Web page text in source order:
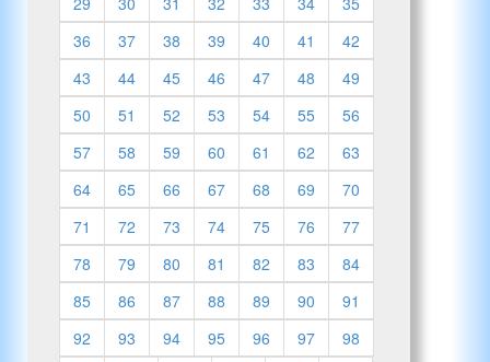
36
37 38 39 40 41
42
43
44 45 46 47 48
49
50
51 52 53 54 55
56
57
58 59 60 61 62
63
64
65 66 67 68 69
70
71
72 73 74 75 76
77
78
79 80 81 82 83
84
85
86 87 88 89 90
91
92
93 94 95 96 97
98